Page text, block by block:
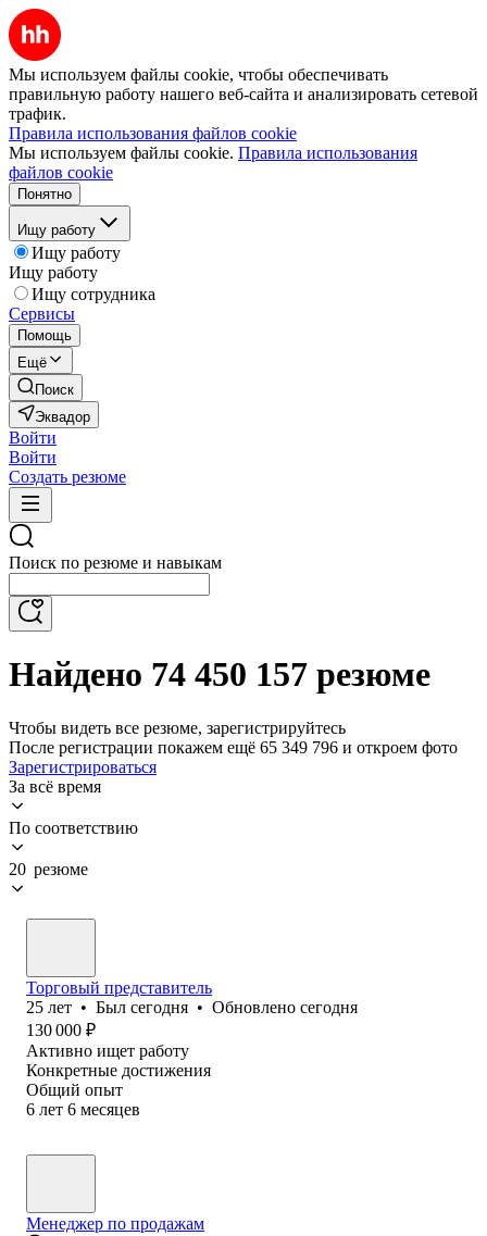
Мы используем файлы cookie, чтобы обеспечивать
правильную работу нашего веб-сайта и анализировать сетевой
трафик.
Правила использования файлов cookie
Мы используем файлы cookie. Правила использования
файлов cookie
Понятно
Ищу работу
Ищу работу
Ищу работу
Ищу сотрудника
Сервисы
Помощь
Ещё
Поиск
Эквадор
Войти
Войти
Создать резюме
Поиск по резюме и навыкам
Найдено 74 450 157 резюме
Чтобы видеть все резюме, зарегистрируйтесь
После регистрации покажем ещё 65 349 796 и откроем фото
Зарегистрироваться
За всё время
По соответствию
20 резюме
Торговый представитель
25 лет • Был сегодня • Обновлено сегодня
130 000 ₽
Активно ищет работу
Конкретные достижения
Общий опыт
6 лет 6 месяцев
Менеджер по продажам